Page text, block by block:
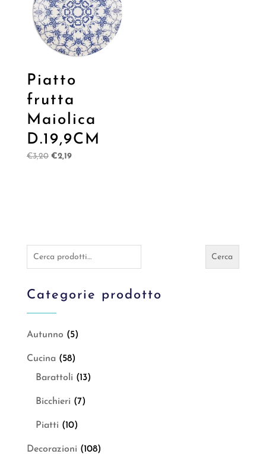
Piatto
frutta
Maiolica
D.19,9CM
€3,20 Il
€2,19Il
Cerca: Cerca
Categorie prodotto
Autunno (5)
Cucina (58)
Barattoli (13)
Bicchieri (7)
Piatti (10)
Decorazioni (108)